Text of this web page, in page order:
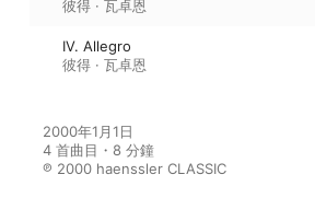
彼得 · 瓦卓恩
IV. Allegro
彼得 · 瓦卓恩
2000年1月1日
4 首曲目・8 分鐘
℗ 2000 haenssler CLASSIC